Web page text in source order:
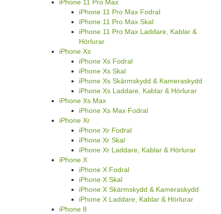
iPhone 11 Pro Max
iPhone 11 Pro Max Fodral
iPhone 11 Pro Max Skal
iPhone 11 Pro Max Laddare, Kablar &
Hörlurar
iPhone Xs
iPhone Xs Fodral
iPhone Xs Skal
iPhone Xs Skärmskydd & Kameraskydd
iPhone Xs Laddare, Kablar & Hörlurar
iPhone Xs Max
iPhone Xs Max Fodral
iPhone Xr
iPhone Xr Fodral
iPhone Xr Skal
iPhone Xr Laddare, Kablar & Hörlurar
iPhone X
iPhone X Fodral
iPhone X Skal
iPhone X Skärmskydd & Kameraskydd
iPhone X Laddare, Kablar & Hörlurar
iPhone 8